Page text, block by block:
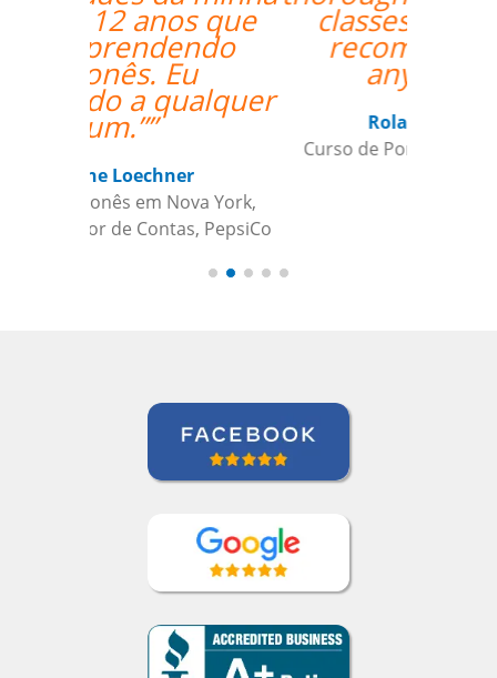
classes and would
recommend her
anytime. ””
Roland Tschanz
Curso de Português em Manaus